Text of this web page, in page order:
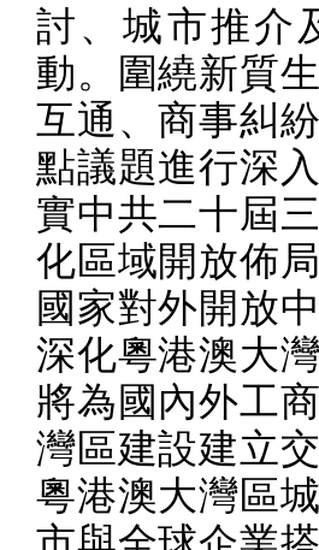
討、城市推介
動。圍繞新質
互通、商事糾
點議題進行深
實中共二十屆
化區域開放佈
國家對外開放
深化粵港澳大
將為國內外工
灣區建設建立
粵港澳大灣區